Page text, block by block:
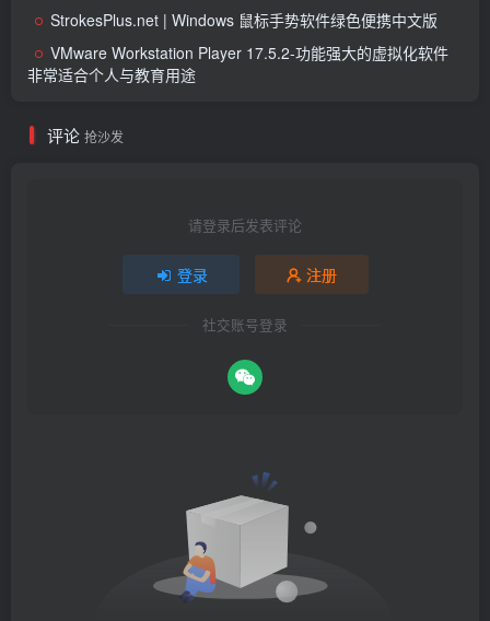
StrokesPlus.net | Windows 鼠标手势软件绿色便携中文版
VMware Workstation Player 17.5.2-功能强大的虚拟化软件
非常适合个人与教育用途
评论 抢沙发
请登录后发表评论
登录 注册
社交账号登录